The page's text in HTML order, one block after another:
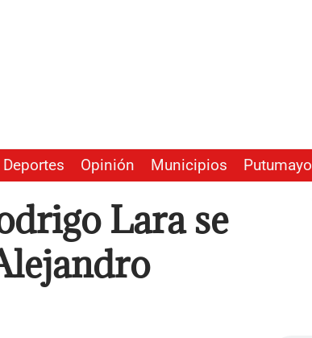
Deportes Opinión Municipios Putumayo
Lara se